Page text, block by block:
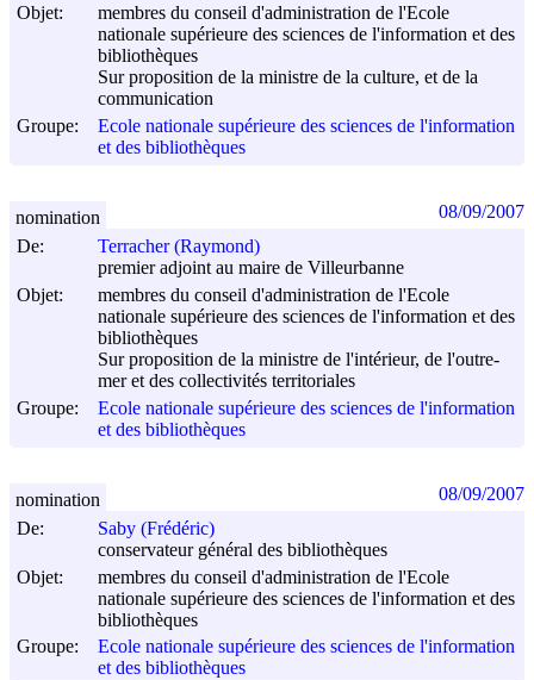
Objet:
membres du conseil d'administration de l'Ecole
nationale supérieure des sciences de l'information et des
bibliothèques
Sur proposition de la ministre de la culture, et de la
communication
Groupe:
Ecole nationale supérieure des sciences de l'information
et des bibliothèques
De:
Terracher (Raymond)
premier adjoint au maire de Villeurbanne
Objet:
membres du conseil d'administration de l'Ecole
nationale supérieure des sciences de l'information et des
bibliothèques
Sur proposition de la ministre de l'intérieur, de l'outre-
mer et des collectivités territoriales
Groupe:
Ecole nationale supérieure des sciences de l'information
et des bibliothèques
nomination 08/09/2007
De:
Saby (Frédéric)
conservateur général des bibliothèques
Objet:
membres du conseil d'administration de l'Ecole
nationale supérieure des sciences de l'information et des
bibliothèques
Groupe:
Ecole nationale supérieure des sciences de l'information
et des bibliothèques
nomination 08/09/2007